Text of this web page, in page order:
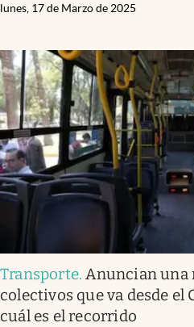
lunes, 17 de Marzo de 2025
Transporte.Anuncian una
colectivos que va desde el
cuál es el recorrido